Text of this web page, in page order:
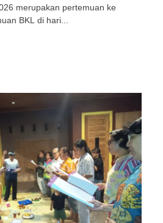
Kaliajir:
merupakan pertemuan ke
BKL di hari...